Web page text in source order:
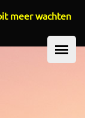
meer wachten